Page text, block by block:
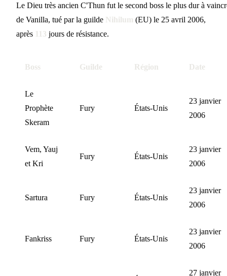
Le Dieu très ancien C'Thun fut le second boss le plus dur à
de Vanilla, tué par la guilde Nihilum (EU) le 25 avril 2006,
après 113 jours de résistance.
Boss Guilde Région Date
Le
Prophète
Skeram
Fury États-Unis
23 janvier
2006
Vem, Yauj
et Kri
Fury États-Unis
23 janvier
2006
Sartura Fury États-Unis
23 janvier
2006
Fankriss Fury États-Unis
23 janvier
2006
27 janvier